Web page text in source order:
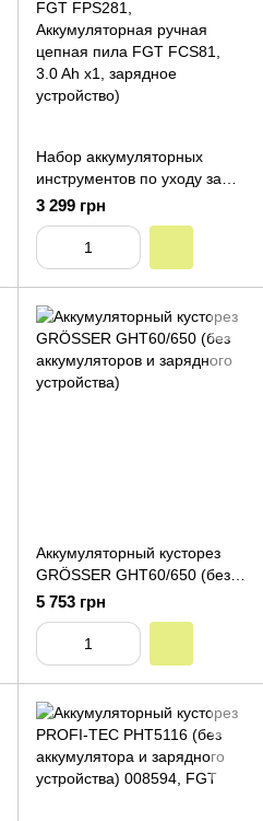
Набор аккумуляторных
инструментов по уходу за
садом FGT FPS SET81
(Аккумуляторный секатор
FGT FPS281,
Аккумуляторная ручная
цепная пила FGT FCS81,
3.0 Ah х1, зарядное
устройство)
3 299 грн
Аккумуляторный кусторез
GRÖSSER GHT60/650 (без
аккумуляторов и зарядного
устройства)
5 753 грн